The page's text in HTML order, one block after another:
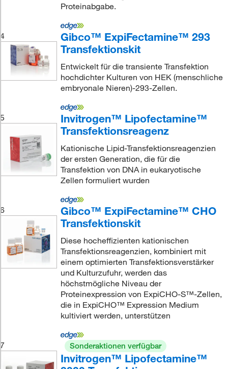
Proteinabgabe.
4
Gibco™ ExpiFectamine™ 293
Transfektionskit
Entwickelt für die transiente Transfektion
hochdichter Kulturen von HEK (menschliche
embryonale Nieren)-293-Zellen.
5
Invitrogen™ Lipofectamine™
Transfektionsreagenz
Kationische Lipid-Transfektionsreagenzien
der ersten Generation, die für die
Transfektion von DNA in eukaryotische
Zellen formuliert wurden
6
Gibco™ ExpiFectamine™ CHO
Transfektionskit
Diese hocheffizienten kationischen
Transfektionsreagenzien, kombiniert mit
einem optimierten Transfektionsverstärker
und Kulturzufuhr, werden das
höchstmögliche Niveau der
Proteinexpression von ExpiCHO-S™-Zellen,
die in ExpiCHO™ Expression Medium
kultiviert werden, unterstützen
7 Sonderaktionen verfügbar
Invitrogen™ Lipofectamine™